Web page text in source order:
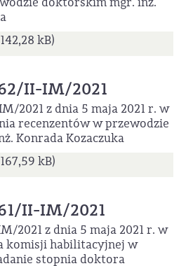
kB)
II-IM/2021
2021 z dnia 5 maja 2021 r. w
recenzentów w przewodzie
Konrada Kozaczuka
kB)
II-IM/2021
2021 z dnia 5 maja 2021 r. w
komisji habilitacyjnej w
stopnia doktora